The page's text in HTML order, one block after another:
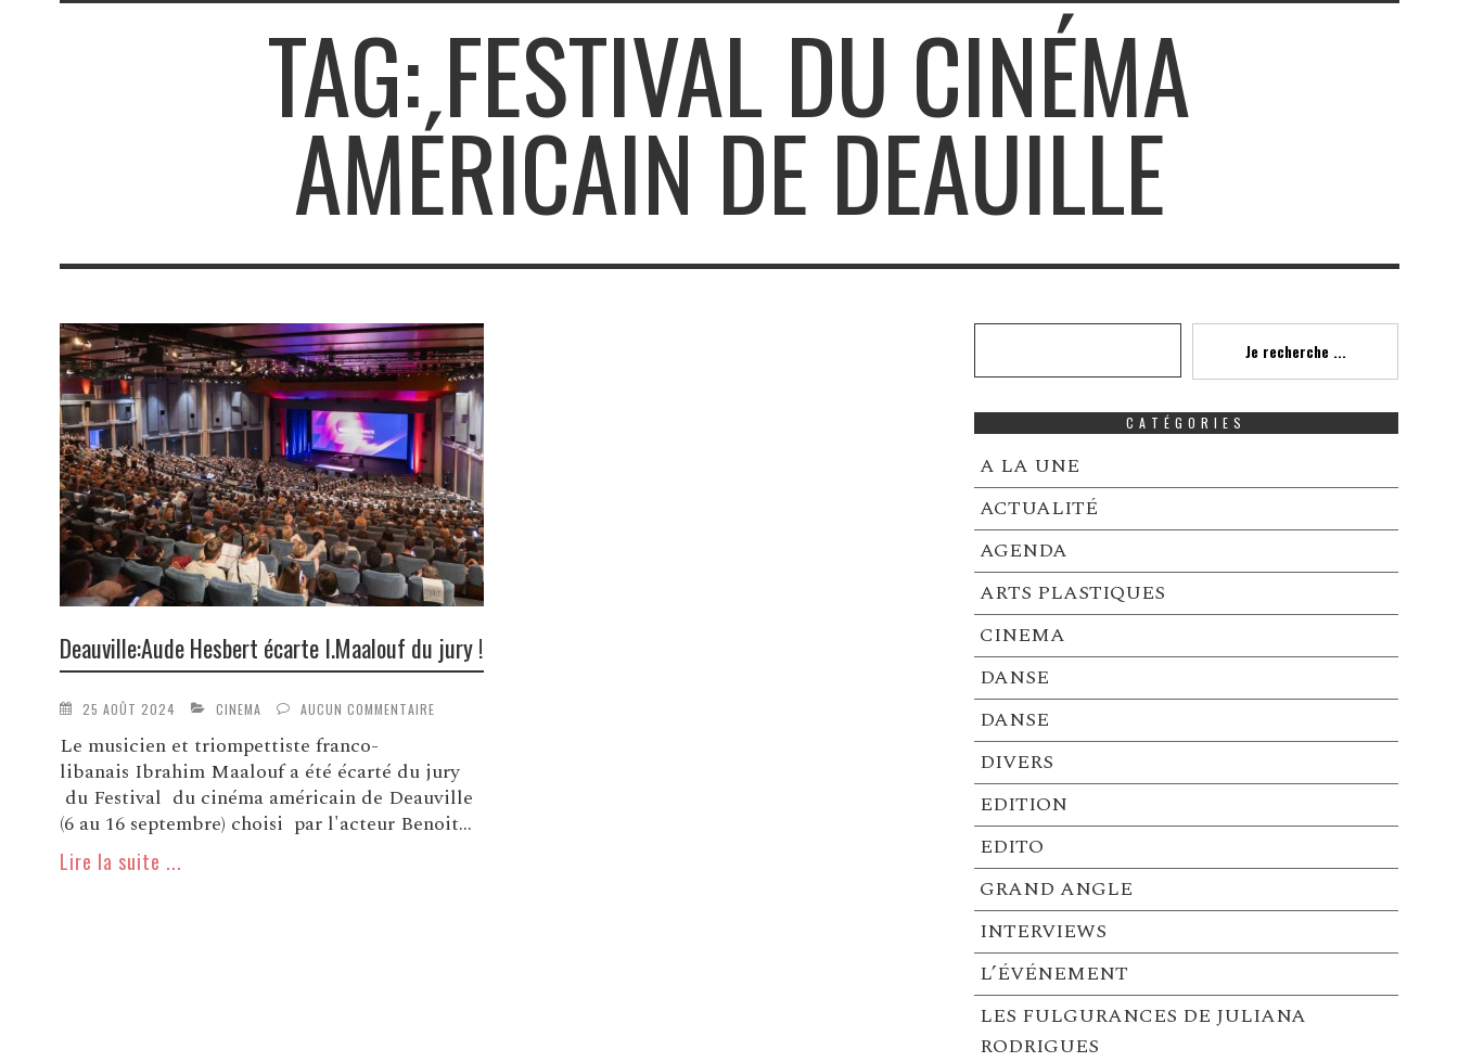
TAG: FESTIVAL DU CINÉMA
AMÉRICAIN DE DEAUILLE
Deauville:Aude Hesbert écarte I.Maalouf du jury !
25 AOÛT 2024 CINEMA AUCUN COMMENTAIRE
Le musicien et triompettiste franco-
libanais Ibrahim Maalouf a été écarté du jury
du Festival du cinéma américain de Deauville
(6 au 16 septembre) choisi par l'acteur Benoit...
Lire la suite ...
Je recherche ...
CATÉGORIES
A LA UNE
ACTUALITÉ
AGENDA
ARTS PLASTIQUES
CINEMA
DANSE
DANSE
DIVERS
EDITION
EDITO
GRAND ANGLE
INTERVIEWS
L’ÉVÉNEMENT
LES FULGURANCES DE JULIANA
RODRIGUES